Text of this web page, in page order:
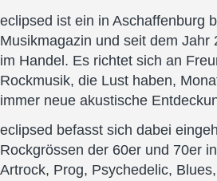
eclipsed ist ein in Aschaffenburg
Musikmagazin und seit dem Jahr
im Handel. Es richtet sich an
Rockmusik, die Lust haben,
immer neue akustische
eclipsed befasst sich dabei
Rockgrössen der 60er und 70er
Artrock, Prog, Psychedelic,